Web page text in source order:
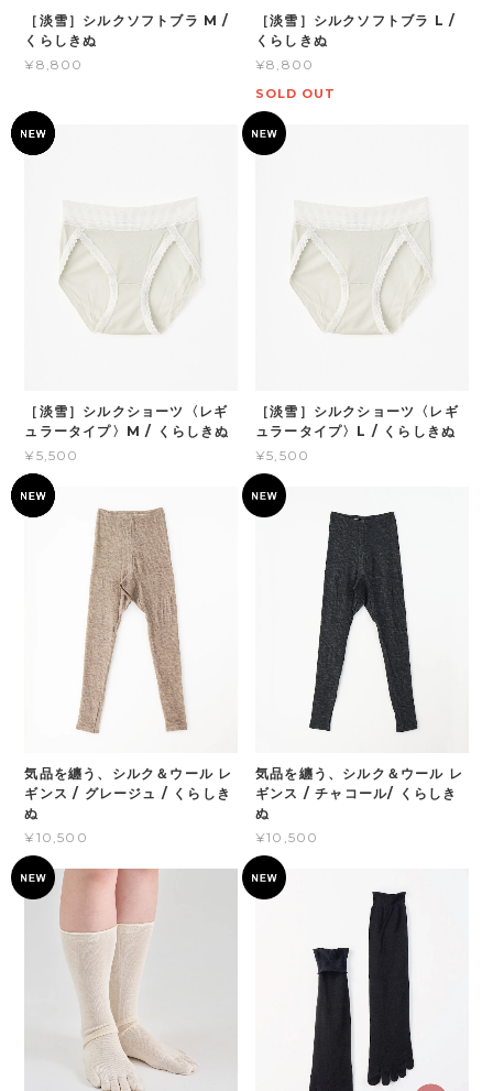
［淡雪］シルクソフトブラ M /
くらしきぬ
¥8,800
［淡雪］シルクソフトブラ L /
くらしきぬ
¥8,800
SOLD OUT
［淡雪］シルクショーツ〈レギ
ュラータイプ〉M / くらしきぬ
¥5,500
［淡雪］シルクショーツ〈レギ
ュラータイプ〉L / くらしきぬ
¥5,500
気品を纏う、シルク＆ウール レ
ギンス / グレージュ / くらしき
ぬ
¥10,500
気品を纏う、シルク＆ウール レ
ギンス / チャコール/ くらしき
ぬ
¥10,500